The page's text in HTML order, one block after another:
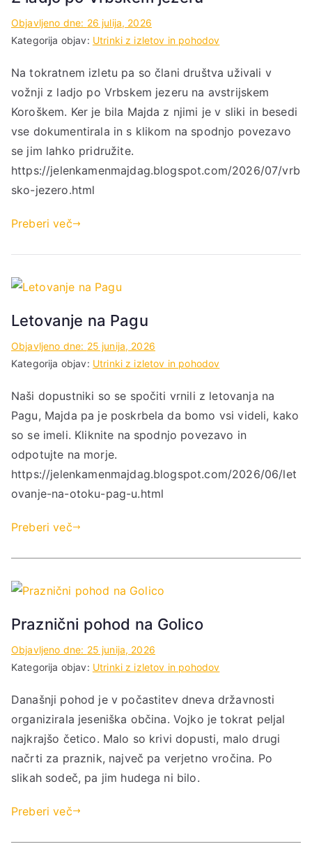
Objavljeno dne: 26 julija, 2026
Kategorija objav: Utrinki z izletov in pohodov
Na tokratnem izletu pa so člani društva uživali v
vožnji z ladjo po Vrbskem jezeru na avstrijskem
Koroškem. Ker je bila Majda z njimi je v sliki in besedi
vse dokumentirala in s klikom na spodnjo povezavo
se jim lahko pridružite.
https://jelenkamenmajdag.blogspot.com/2026/07/vrb
sko-jezero.html
Preberi več
Letovanje na Pagu
Objavljeno dne: 25 junija, 2026
Kategorija objav: Utrinki z izletov in pohodov
Naši dopustniki so se spočiti vrnili z letovanja na
Pagu, Majda pa je poskrbela da bomo vsi videli, kako
so se imeli. Kliknite na spodnjo povezavo in
odpotujte na morje.
https://jelenkamenmajdag.blogspot.com/2026/06/let
ovanje-na-otoku-pag-u.html
Preberi več
Praznični pohod na Golico
Objavljeno dne: 25 junija, 2026
Kategorija objav: Utrinki z izletov in pohodov
Današnji pohod je v počastitev dneva državnosti
organizirala jeseniška občina. Vojko je tokrat peljal
najkrajšo četico. Malo so krivi dopusti, malo drugi
načrti za praznik, največ pa verjetno vročina. Po
slikah sodeč, pa jim hudega ni bilo.
Preberi več